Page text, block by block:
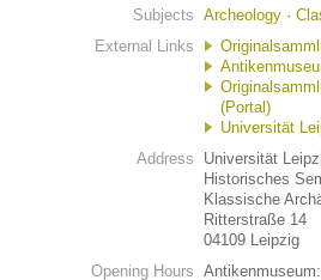
Subjects Archeology ·
External Links
(Portal)
Universität
Address
Universität
Historisches
Klassische
Ritterstraße 14
04109 Leipzig
Opening Hours